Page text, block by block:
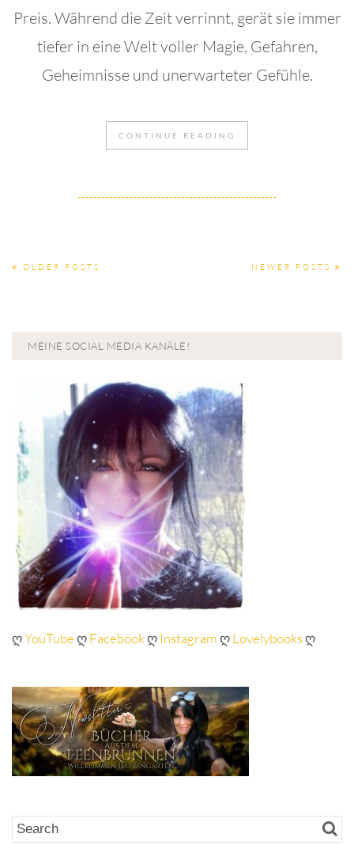
Preis. Während die Zeit verrinnt, gerät sie immer
tiefer in eine Welt voller Magie, Gefahren,
Geheimnisse und unerwarteter Gefühle.
CONTINUE READING
OLDER POSTS NEWER POSTS
MEINE SOCIAL MEDIA KANÄLE!
ღYouTubeღFacebookღ InstagramღLovelybooksღ